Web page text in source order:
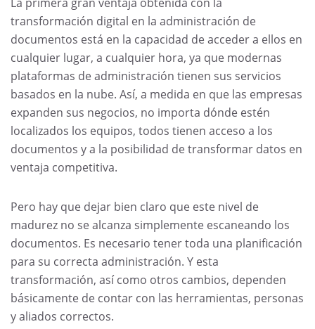
transformación digital en la administración de
documentos está en la capacidad de acceder a ellos en
cualquier lugar, a cualquier hora, ya que modernas
plataformas de administración tienen sus servicios
basados en la nube. Así, a medida en que las empresas
expanden sus negocios, no importa dónde estén
localizados los equipos, todos tienen acceso a los
documentos y a la posibilidad de transformar datos en
ventaja competitiva.
Pero hay que dejar bien claro que este nivel de
madurez no se alcanza simplemente escaneando los
documentos. Es necesario tener toda una planificación
para su correcta administración. Y esta
transformación, así como otros cambios, dependen
básicamente de contar con las herramientas, personas
y aliados correctos.